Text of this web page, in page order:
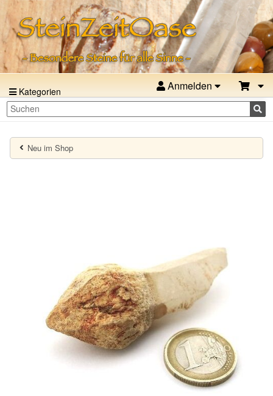
Kategorien Anmelden
Neu im Shop